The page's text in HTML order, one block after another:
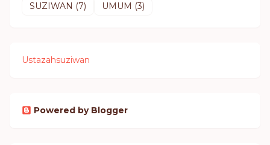
SUZIWAN (7) UMUM (3)
Ustazahsuziwan
Powered by Blogger